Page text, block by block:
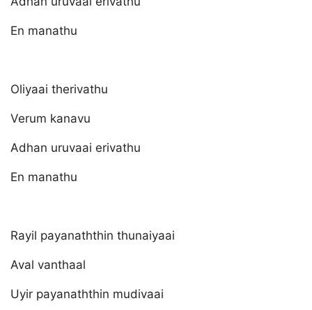
En manathu
Oliyaai therivathu
Verum kanavu
Adhan uruvaai erivathu
En manathu
Rayil payanaththin thunaiyaai
Aval vanthaal
Uyir payanaththin mudivaai